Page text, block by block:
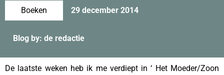
Boeken 29 december 2014
Blog by: de redactie
De laatste weken heb ik me verdiept in ‘ Het Moeder/Zoon